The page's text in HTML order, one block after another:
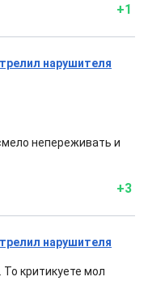
+1
нарушителя
непереживать и
+3
нарушителя
критикуете мол